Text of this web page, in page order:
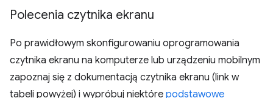
Polecenia czytnika ekranu
Po prawidłowym skonfigurowaniu oprogramowania
czytnika ekranu na komputerze lub urządzeniu mobilnym
zapoznaj się z dokumentacją czytnika ekranu (link w
tabeli powyżej) i wypróbuj niektóre podstawowe